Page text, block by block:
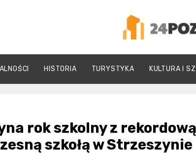
HISTORIA TURYSTYKA KULTURA I
rok szkolny z
szkołą w Strzeszynie